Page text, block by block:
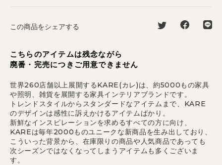
この商品をシェアする
こちらのアイテムは残念ながら
廃番・完売につきご用意できません
世界260店舗以上展開するKARE(カレ)は、約5000もの家具
や照明、雑貨を展開する家具インテリアブランドです。
トレンドスタイルからスタンダードなアイテムまで、KARE
のデザインは感性に訴えかけるアイテムばかり。
新鮮なインスピレーションを求めるすべての方に向け、
KAREは毎年2000ものユニークな新商品を生み出しており、
こういった背景から、在庫限りの商品や人気商品であっても
次シーズンではなくなってしまうアイテムも多くございま
す。